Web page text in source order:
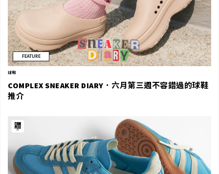
FEATURE
球鞋
COMPLEX SNEAKER DIARY．六月第三週不容錯過的球鞋
推介